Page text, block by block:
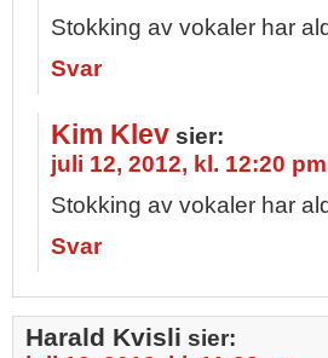
Stokking av vokaler har
Svar
Kim Klev sier:
juli 12, 2012, kl. 12:20 pm
Stokking av vokaler har
Svar
Harald Kvisli sier: